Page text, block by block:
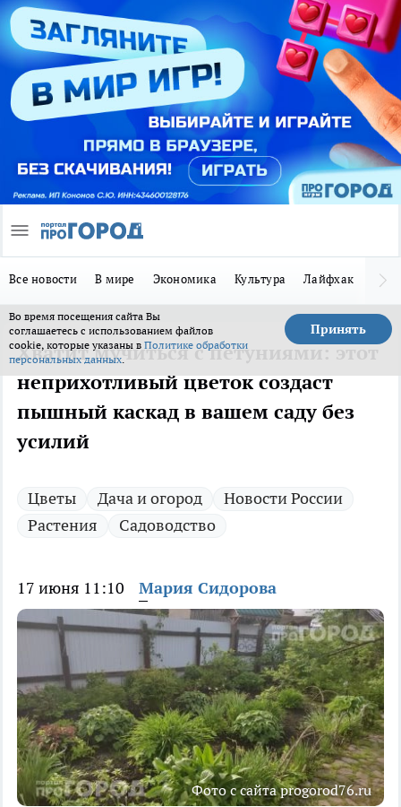
Все новости В мире Экономика Культура Лайфхак
Во время посещения сайта Вы
соглашаетесь с использованием файлов
cookie, которые указаны в Политике обработки
персональных данных.
Принять
Хватит мучиться с петуниями: этот
неприхотливый цветок создаст
пышный каскад в вашем саду без
усилий
Цветы Дача и огород
Новости России
Растения
Садоводство
17 июня 11:10 Мария Сидорова
Фото с сайта progorod76.ru